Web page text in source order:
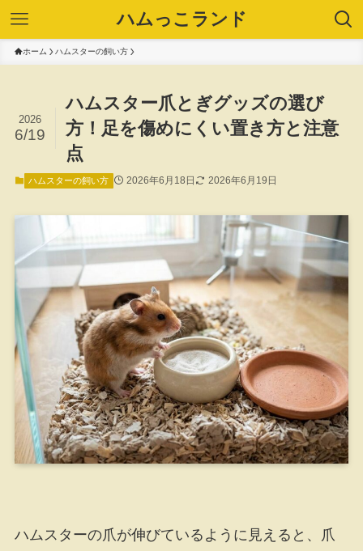
ハムっこランド
ホーム ハムスターの飼い方
ハムスター爪とぎグッズの選び
方！足を傷めにくい置き方と注意
点
2026
6/19
ハムスターの飼い方 2026年6月18日 2026年6月19日
ハムスターの爪が伸びているように見えると、爪